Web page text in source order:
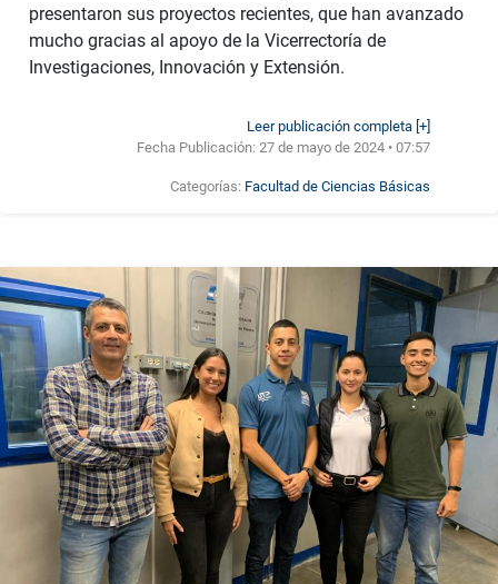
presentaron sus proyectos recientes, que han avanzado
mucho gracias al apoyo de la Vicerrectoría de
Investigaciones, Innovación y Extensión.
Leer publicación completa [+]
Fecha Publicación:27 de mayo de 2024 • 07:57
Categorías: Facultad de Ciencias Básicas